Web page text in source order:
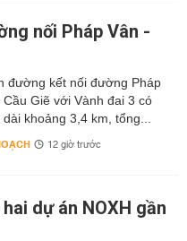
nối Pháp Vân -
đường kết nối đường Pháp
Cầu Giẽ với Vành đai 3 có
khoảng 3,4 km, tổng...
12 giờ trước
dự án NOXH gần